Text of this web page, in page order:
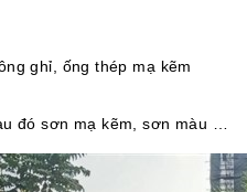
ghỉ, ống thép mạ kẽm
đó sơn mạ kẽm, sơn màu …